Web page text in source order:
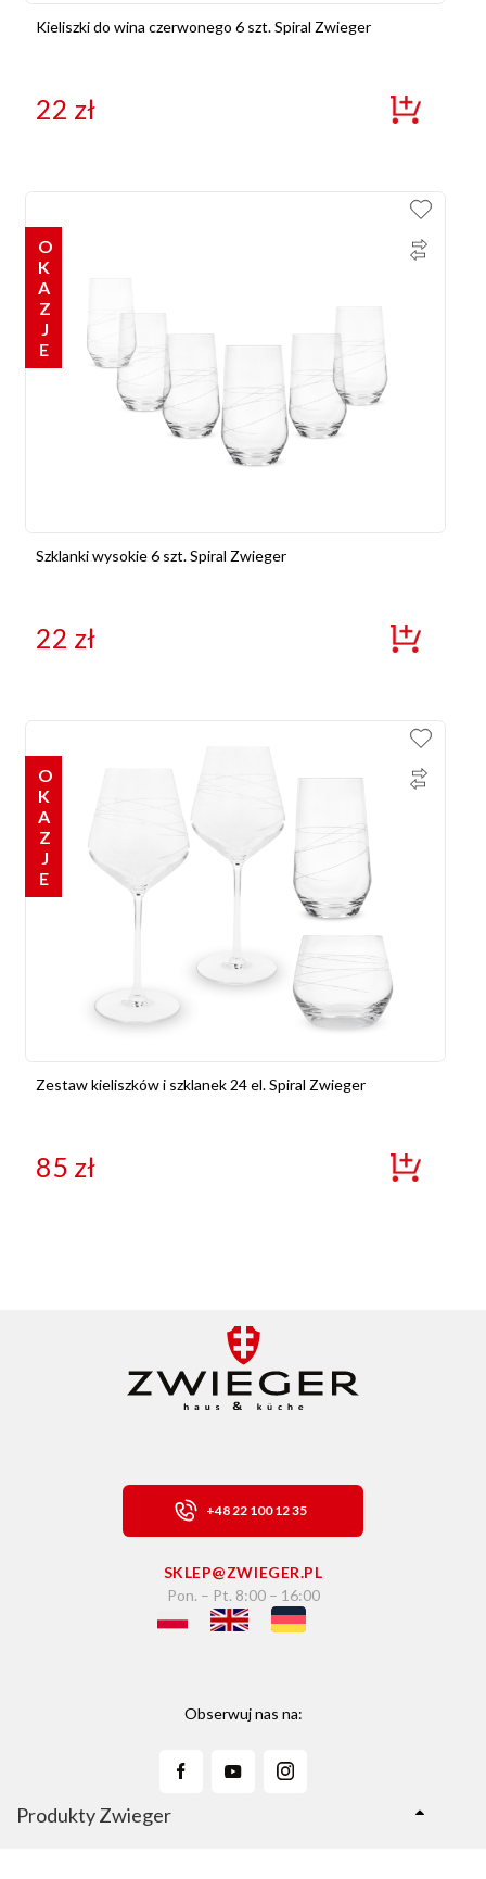
Kieliszki do wina czerwonego 6 szt. Spiral Zwieger
22 zł
OKAZJE
Szklanki wysokie 6 szt. Spiral Zwieger
22 zł
OKAZJE
Zestaw kieliszków i szklanek 24 el. Spiral Zwieger
85 zł
+48 22 100 12 35
SKLEP@ZWIEGER.PL
Pon. – Pt. 8:00 – 16:00
Obserwuj nas na:
Produkty Zwieger